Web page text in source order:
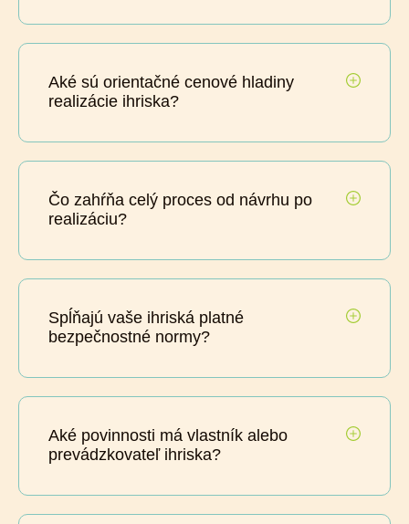
Aké sú orientačné cenové hladiny
realizácie ihriska?
Čo zahŕňa celý proces od návrhu po
realizáciu?
Spĺňajú vaše ihriská platné
bezpečnostné normy?
Aké povinnosti má vlastník alebo
prevádzkovateľ ihriska?